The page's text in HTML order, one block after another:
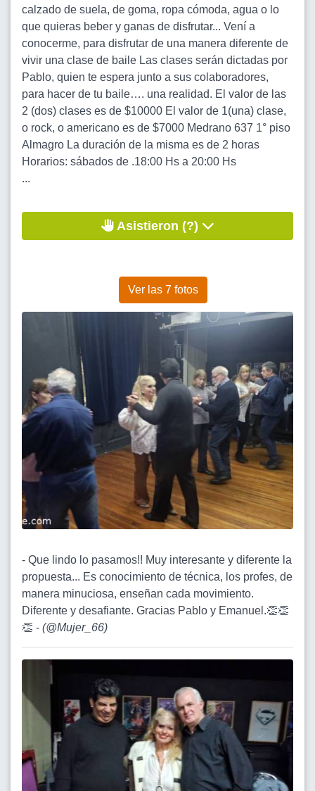
calzado de suela, de goma, ropa cómoda, agua o lo
que quieras beber y ganas de disfrutar... Vení a
conocerme, para disfrutar de una manera diferente de
vivir una clase de baile Las clases serán dictadas por
Pablo, quien te espera junto a sus colaboradores,
para hacer de tu baile…. una realidad. El valor de las
2 (dos) clases es de $10000 El valor de 1(una) clase,
o rock, o americano es de $7000 Medrano 637 1° piso
Almagro La duración de la misma es de 2 horas
Horarios: sábados de .18:00 Hs a 20:00 Hs
...
Asistieron (?)
Ver las 7 fotos
- Que lindo lo pasamos!! Muy interesante y diferente la
propuesta... Es conocimiento de técnica, los profes, de
manera minuciosa, enseñan cada movimiento.
Diferente y desafiante. Gracias Pablo y Emanuel.👏👏
👏 - (@Mujer_66)